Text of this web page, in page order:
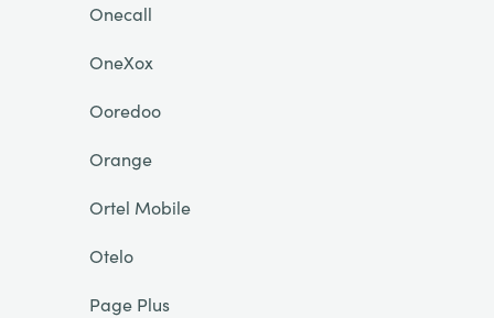
Onecall
OneXox
Ooredoo
Orange
Ortel Mobile
Otelo
Page Plus